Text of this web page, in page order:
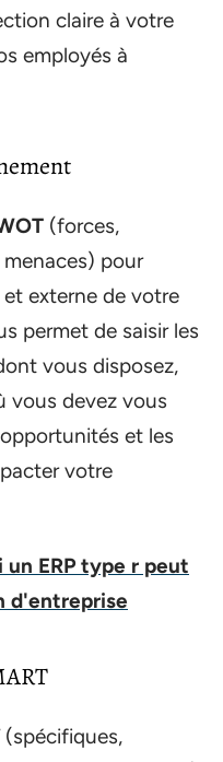
claire à votre
employés à
(forces,
pour
externe de votre
permet de saisir les
vous disposez,
vous devez vous
et les
votre
un ERP type r peut
d'entreprise
(spécifiques,